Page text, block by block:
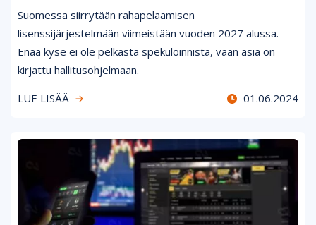
Suomessa siirrytään rahapelaamisen
lisenssijärjestelmään viimeistään vuoden 2027 alussa.
Enää kyse ei ole pelkästä spekuloinnista, vaan asia on
kirjattu hallitusohjelmaan.
LUE LISÄÄ
01.06.2024